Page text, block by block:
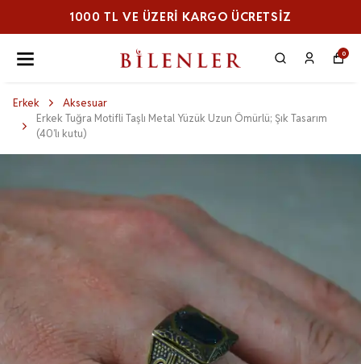
1000 TL VE ÜZERI KARGO ÜCRETSİZ
0
Erkek
Aksesuar
Erkek Tuğra Motifli Taşlı Metal Yüzük Uzun Ömürlü; Şık Tasarım
(40’lı kutu)